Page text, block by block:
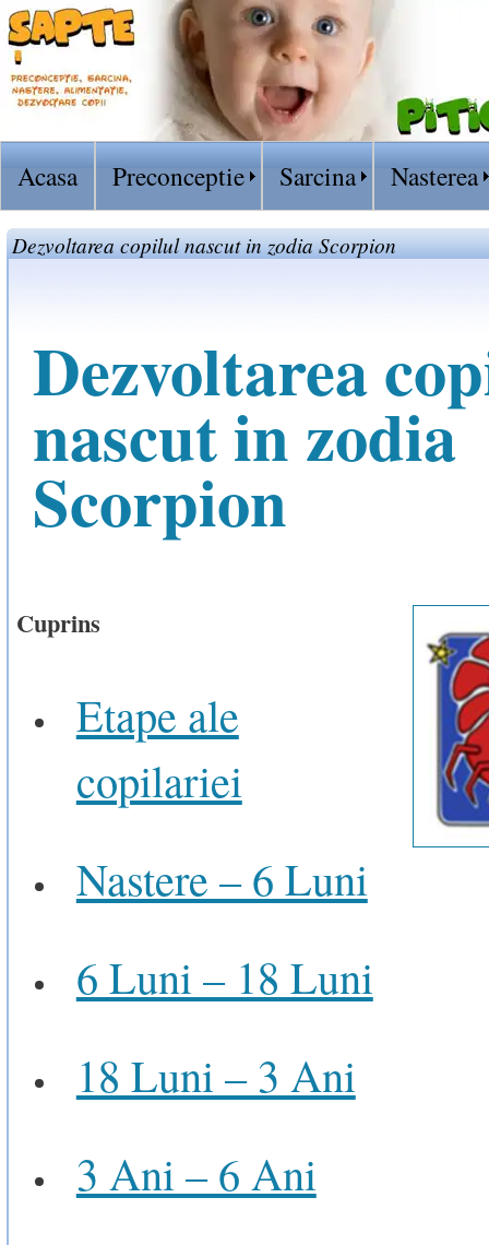
Acasa Preconceptie Sarcina Nasterea
Dezvoltarea copilul nascut in zodia Scorpion
Dezvoltarea
nascut in zodia
Scorpion
Cuprins
Etape ale
copilariei
Nastere – 6 Luni
6 Luni – 18 Luni
18 Luni – 3 Ani
3 Ani – 6 Ani